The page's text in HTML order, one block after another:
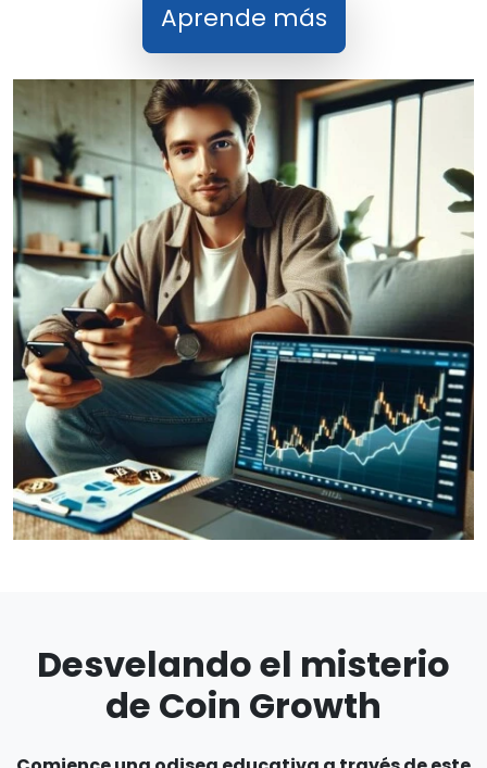
Aprende más
Desvelando el misterio
de Coin Growth